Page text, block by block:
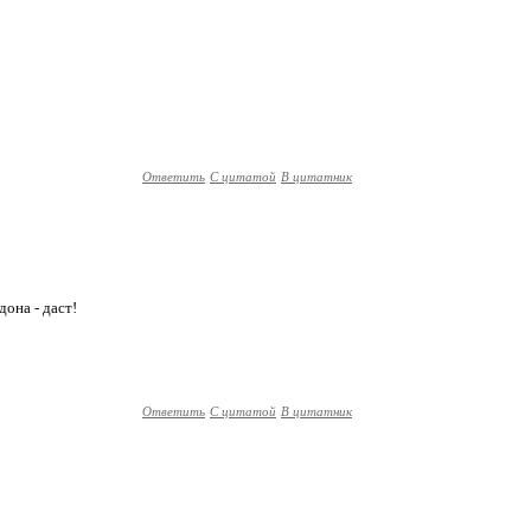
Ответить С цитатой В цитатник
- даст!
Ответить С цитатой В цитатник